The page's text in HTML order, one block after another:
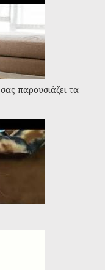
παρουσιάζει τα